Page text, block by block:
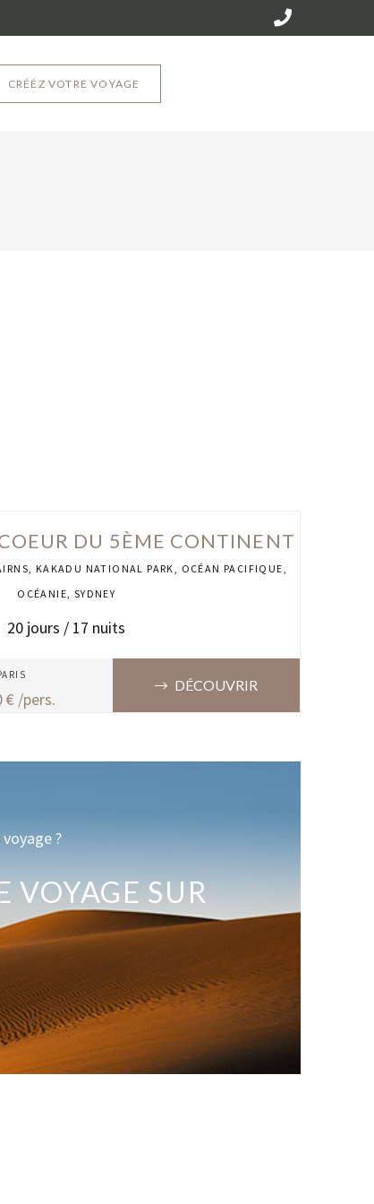
CRÉÉZ VOTRE VOYAGE
DU 5ÈME CONTINENT
, KAKADU NATIONAL PARK, OCÉAN PACIFIQUE,
OCÉANIE, SYDNEY
20 jours / 17 nuits
€ /pers.
DÉCOUVRIR
?
VOYAGE SUR